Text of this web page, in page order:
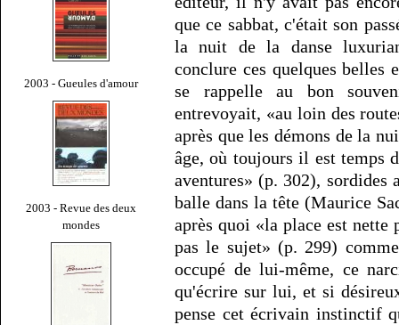
2003 - Gueules d'amour
2003 - Revue des deux
mondes
que ce sabbat, c'était son
la nuit de la danse
conclure ces quelques belles
se rappelle au bon
entrevoyait, «au loin des
après que les démons de la
âge, où toujours il est temps
aventures» (p. 302), sordides
balle dans la tête (Maurice
après quoi «la place est
pas le sujet» (p. 299)
occupé de lui-même, ce
qu'écrire sur lui, et si
pense cet écrivain instinctif